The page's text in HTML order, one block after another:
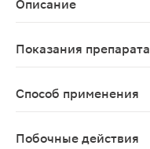
Описание
Показания препарата
Способ применения
Побочные действия